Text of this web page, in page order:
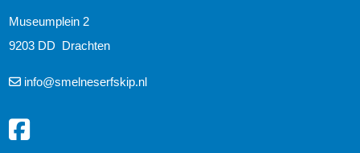
Museumplein 2
9203 DD Drachten
info@smelneserfskip.nl